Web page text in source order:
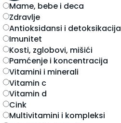
mame, bebe i deca
zdravlje
antioksidansi i detoksikacija
imunitet
kosti, zglobovi, mišići
pamćenje i koncentracija
vitamini i minerali
vitamin c
vitamin d
cink
multivitamini i kompleksi